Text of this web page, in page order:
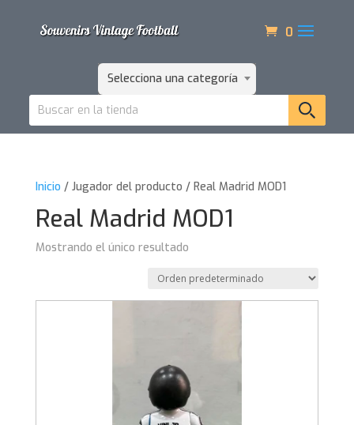
0
Selecciona una categoría
Inicio / Jugador del producto / Real Madrid MOD1
Real Madrid MOD1
Mostrando el único resultado